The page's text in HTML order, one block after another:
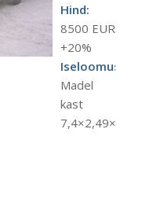
Hind:
8500 EUR
+20%
Iseloomustus:
Madel
kast
7,4×2,49×0,50